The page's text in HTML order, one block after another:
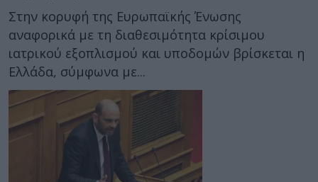
Στην κορυφή της Ευρωπαϊκής Ένωσης
αναφορικά με τη διαθεσιμότητα κρίσιμου
ιατρικού εξοπλισμού και υποδομών βρίσκεται η
Ελλάδα, σύμφωνα με...